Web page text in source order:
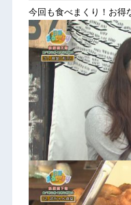
今回も食べまくり！お得